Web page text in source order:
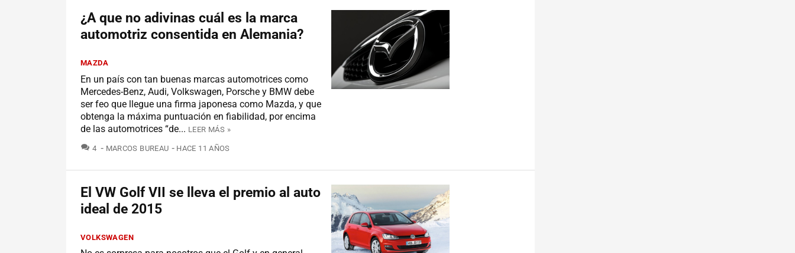
¿A que no adivinas cuál es la marca
automotriz consentida en Alemania?
MAZDA
En un país con tan buenas marcas automotrices como
Mercedes-Benz, Audi, Volkswagen, Porsche y BMW debe
ser feo que llegue una firma japonesa como Mazda, y que
obtenga la máxima puntuación en fiabilidad, por encima
de las automotrices “de... LEER MÁS »
4 COMENTARIOS
MARCOS BUREAU HACE 11 AÑOS
El VW Golf VII se lleva el premio al auto
ideal de 2015
VOLKSWAGEN